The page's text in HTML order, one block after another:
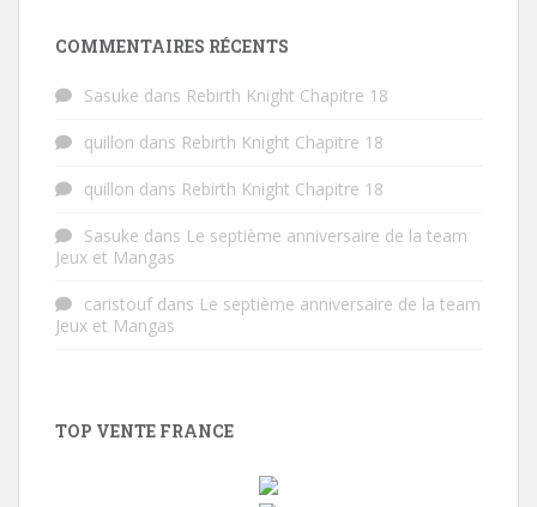
COMMENTAIRES RÉCENTS
Sasuke dans Rebirth Knight Chapitre 18
quillon dans Rebirth Knight Chapitre 18
quillon dans Rebirth Knight Chapitre 18
Sasuke dans Le septième anniversaire de la team
Jeux et Mangas
caristoufdans Le septième anniversaire de la team
Jeux et Mangas
TOP VENTE FRANCE